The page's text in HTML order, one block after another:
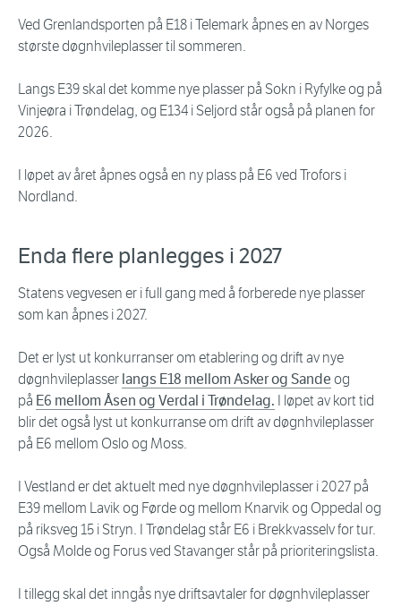
Ved Grenlandsporten på E18 i Telemark åpnes en av Norges
største døgnhvileplasser til sommeren.
Langs E39 skal det komme nye plasser på Sokn i Ryfylke og på
Vinjeøra i Trøndelag, og E134 i Seljord står også på planen for
2026.
I løpet av året åpnes også en ny plass på E6 ved Trofors i
Nordland.
Enda flere planlegges i 2027
Statens vegvesen er i full gang med å forberede nye plasser
som kan åpnes i 2027.
Det er lyst ut konkurranser om etablering og drift av nye
døgnhvileplasser langs E18 mellom Asker og Sande og
på E6 mellom Åsen og Verdal i Trøndelag. I løpet av kort tid
blir det også lyst ut konkurranse om drift av døgnhvileplasser
på E6 mellom Oslo og Moss.
I Vestland er det aktuelt med nye døgnhvileplasser i 2027 på
E39 mellom Lavik og Førde og mellom Knarvik og Oppedal og
på riksveg 15 i Stryn. I Trøndelag står E6 i Brekkvasselv for tur.
Også Molde og Forus ved Stavanger står på prioriteringslista.
I tillegg skal det inngås nye driftsavtaler for døgnhvileplasser